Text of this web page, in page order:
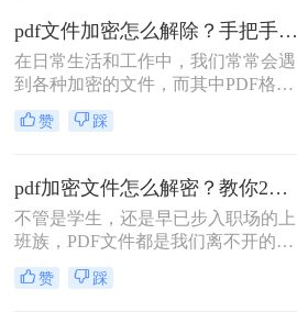
时，就会很麻烦。
pdf文件加密怎么解除？手把手教你2个简单方法！
在日常生活和工作中，我们常常会遇
到各种加密的文件，而其中PDF格式
的文件加密情况也较为常见。PDF文
件的加密和解除是一个常见的需求，
时。下面分享pdf文件加密怎么解除方
法，可以帮助你解除PDF加密文件，
一起来了解一下吧！
赞 踩
pdf加密文件怎么解密？教你2个PDF解密方法！
​不管是学生，还是早已步入职场的上
班族，PDF文件都是我们离不开的一
款工具，毕竟这个格式它兼容性较
广，不易编辑，安全稳定性都较好，
赞 踩